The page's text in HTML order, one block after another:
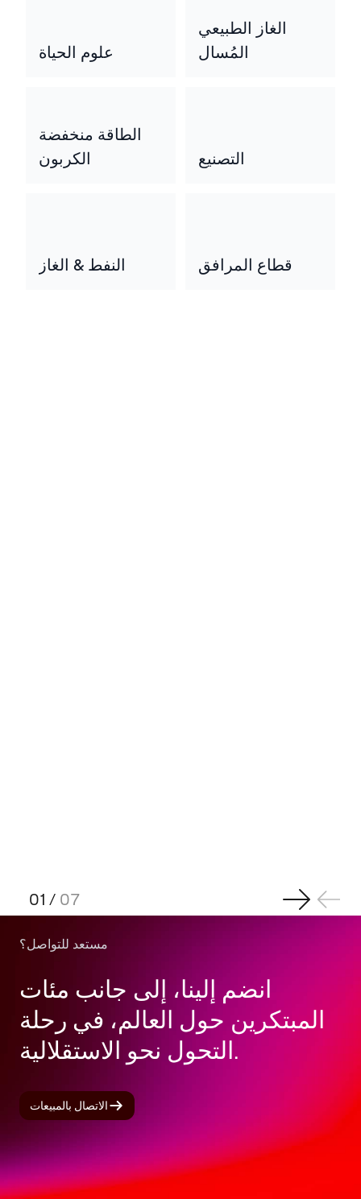
علوم الحياة
الغاز الطبيعي
المُسال
الطاقة منخفضة
الكربون
التصنيع
النفط & الغاز قطاع المرافق
01 / 07
مستعد للتواصل؟
انضم إلينا، إلى جانب مئات
المبتكرين حول العالم، في رحلة
التحول نحو الاستقلالية.
الاتصال بالمبيعات